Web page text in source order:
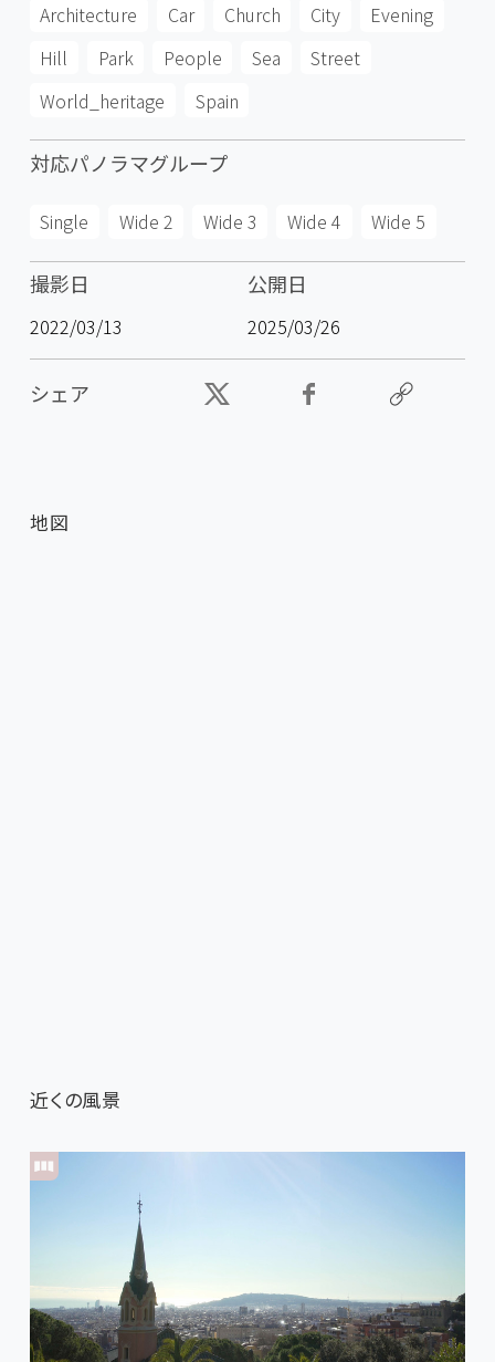
Architecture Car Church City
Evening
Hill
Park People Sea
Street
World_heritage
Spain
対応パノラマグループ
Single Wide 2 Wide 3 Wide 4 Wide 5
撮影日
2022/03/13
公開日
2025/03/26
シェア
地図
近くの風景